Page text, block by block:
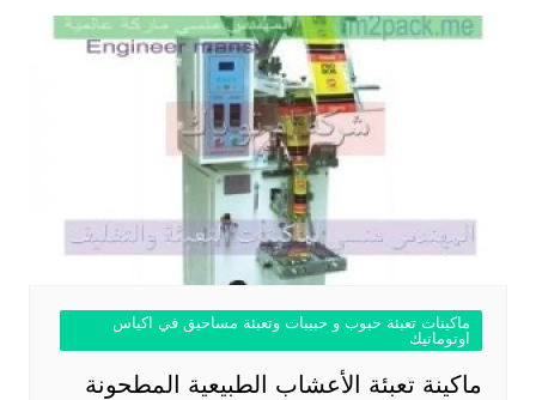
ماكينات تعبئة حبوب و حبيبات وتعبئة مساحيق في اكياس
اوتوماتيك
ماكينة تعبئة الأعشاب الطبيعية المطحونة